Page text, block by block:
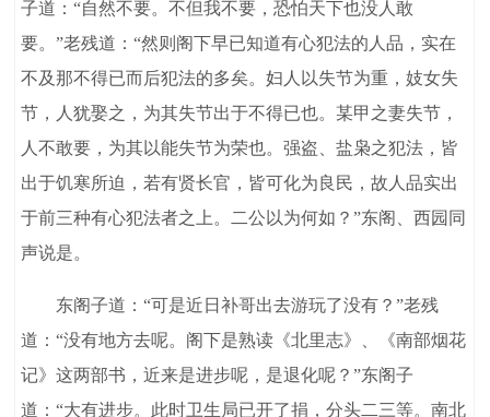
子道：“自然不要。不但我不要，恐怕天下也没人敢
要。”老残道：“然则阁下早已知道有心犯法的人品，实在
不及那不得已而后犯法的多矣。妇人以失节为重，妓女失
节，人犹娶之，为其失节出于不得已也。某甲之妻失节，
人不敢要，为其以能失节为荣也。强盗、盐枭之犯法，皆
出于饥寒所迫，若有贤长官，皆可化为良民，故人品实出
于前三种有心犯法者之上。二公以为何如？”东阁、西园同
声说是。
东阁子道：“可是近日补哥出去游玩了没有？”老残
道：“没有地方去呢。阁下是熟读《北里志》、《南部烟花
记》这两部书，近来是进步呢，是退化呢？”东阁子
道：“大有进步。此时卫生局已开了捐，分头二三等。南北